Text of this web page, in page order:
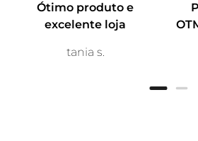
Ótimo produto e
excelente loja
tania s.